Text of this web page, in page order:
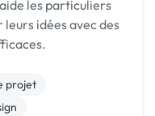
les particuliers
idées avec des
projet